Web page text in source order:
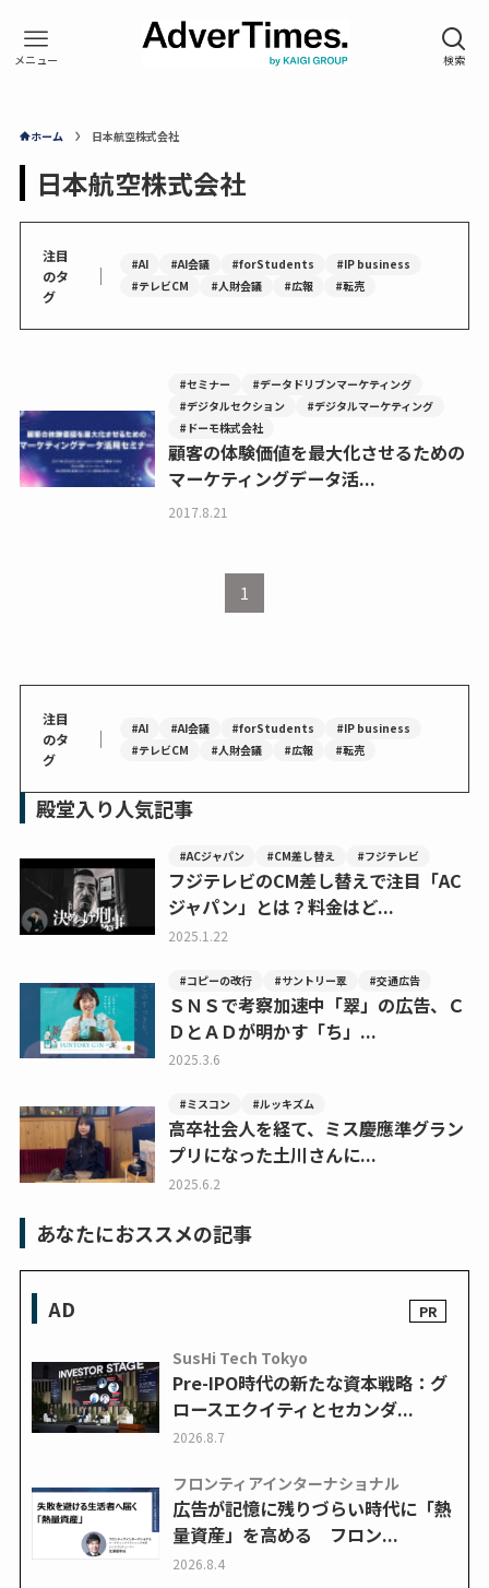
ホーム 日本航空株式会社
日本航空株式会社
注目
のタ
グ
｜ #AI #AI会議 #forStudents
#IP business
#テレビCM
#人財会議 #広報 #転売
#セミナー
#データドリブンマーケティング
#デジタルセクション
#デジタルマーケティング
#ドーモ株式会社
顧客の体験価値を最大化させるための
マーケティングデータ活...
2017.8.21
1
注目
のタ
グ
｜ #AI #AI会議 #forStudents
#IP business
#テレビCM
#人財会議 #広報 #転売
殿堂入り人気記事
#ACジャパン #CM差し替え #フジテレビ
フジテレビのCM差し替えで注目「AC
ジャパン」とは？料金はど...
2025.1.22
#コピーの改行 #サントリー翠 #交通広告
ＳＮＳで考察加速中「翠」の広告、Ｃ
ＤとＡＤが明かす「ち」...
2025.3.6
#ミスコン #ルッキズム
高卒社会人を経て、ミス慶應準グラン
プリになった土川さんに...
2025.6.2
あなたにおススメの記事
AD
SusHi Tech Tokyo
Pre-IPO時代の新たな資本戦略：グ
ロースエクイティとセカンダ...
2026.8.7
フロンティアインターナショナル
広告が記憶に残りづらい時代に「熱
量資産」を高める フロン...
2026.8.4